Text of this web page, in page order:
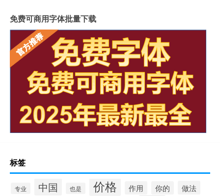
免费可商用字体批量下载
标签
专业 中国 也是 价格 作用 你的 做法